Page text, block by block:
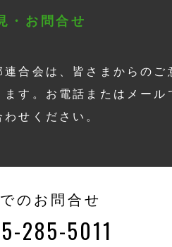
・お問合せ
連合会は、皆さまからのご
ます。お電話またはメール
わせください。
のお問合せ
285-5011